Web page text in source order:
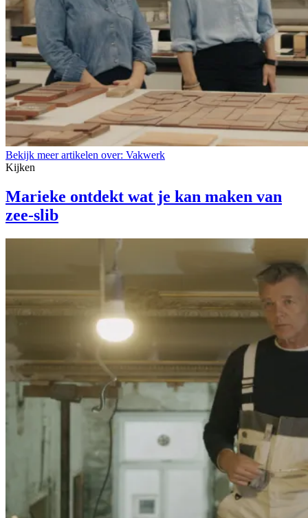
Bekijk meer artikelen over: Vakwerk
Kijken
Marieke ontdekt wat je kan maken van
zee-slib